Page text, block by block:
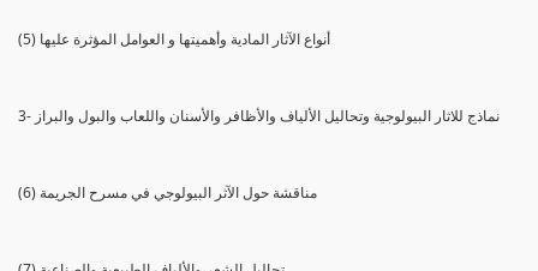
(5) أنواع الآثار المادية وأهميتها و العوامل المؤثرة عليها
3- نماذج للاثار البيولوجية وتحاليل الألياف والأظافر والأسنان واللعاب والبول والبراز
(6) مناقشة حول الآثر البيولوجي في مسرح الجريمة